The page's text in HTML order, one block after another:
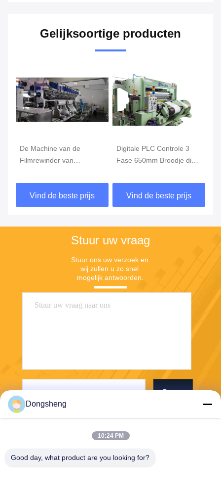
Gelijksoortige producten
De Machine van de
Filmrewinder van
200V
Vind de beste prijs
Digitale PLC Controle 3
Fase 650mm Broodje die
Snijmachinerewinder
opnieuw opwinden
Vind de beste prijs
Stuur uw vraag
Stuur ons uw verzoek en
wij zullen u zo snel
mogelijk antwoorden.
Stuur
Dongsheng
10:24 PM
Good day, what product are you looking for?